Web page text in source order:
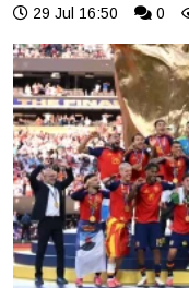
29 Jul 16:50 0